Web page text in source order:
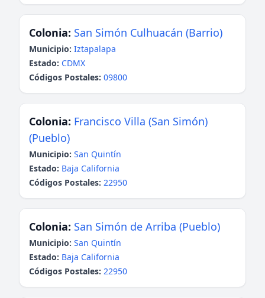
Colonia: San Simón Culhuacán (Barrio)
Municipio: Iztapalapa
Estado: CDMX
Códigos Postales: 09800
Colonia: Francisco Villa (San Simón)
(Pueblo)
Municipio: San Quintín
Estado: Baja California
Códigos Postales: 22950
Colonia: San Simón de Arriba (Pueblo)
Municipio: San Quintín
Estado: Baja California
Códigos Postales: 22950